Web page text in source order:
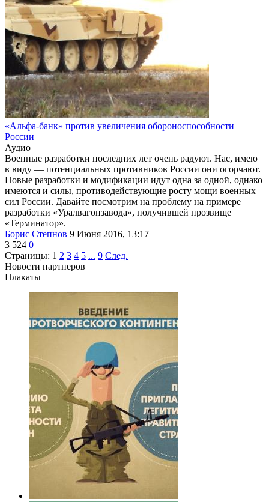
«Альфа-банк» против увеличения обороноспособности
России
Аудио
Военные разработки последних лет очень радуют. Нас, имею
в виду — потенциальных противников России они огорчают.
Новые разработки и модификации идут одна за одной, однако
имеются и силы, противодействующие росту мощи военных
сил России. Давайте посмотрим на проблему на примере
разработки «Уралвагонзавода», получившей прозвище
«Терминатор».
Борис Степнов 9 Июня 2016, 13:17
3 524 0
Страницы: 1 2 3 4 5 ... 9 След.
Новости партнеров
Плакаты